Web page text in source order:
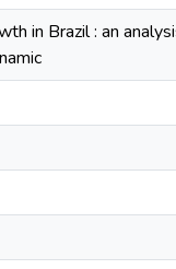
in Brazil : an